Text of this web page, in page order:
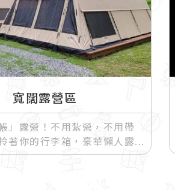
寬闊露營區
」露營！不用紮營，不用帶
著你的行李箱，豪華懶人露